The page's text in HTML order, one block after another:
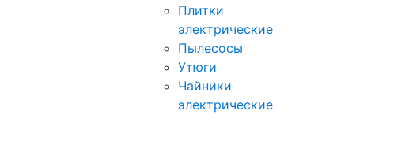
Плитки
электрические
Пылесосы
Утюги
Чайники
электрические